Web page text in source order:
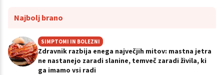
Najbolj brano
SIMPTOMI IN BOLEZNI
Zdravnik razbija enega največjih mitov: mastna jetra
ne nastanejo zaradi slanine, temveč zaradi živila, ki
ga imamo vsi radi